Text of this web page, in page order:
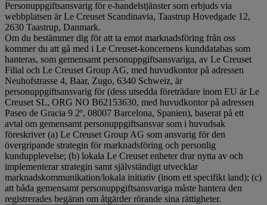
Personuppgiftsansvarig för e-handelstjänster som erbjuds via
webbplatsen är Le Creuset Scandinavia, Taastrup Hovedgade 12,
2630 Taastrup, Danmark.
Om du bestämmer dig för att ta emot marknadsföring från oss
kommer du att gå med i Le Creuset-koncernens kunddatabas som
hanteras, som gemensamt personuppgiftsansvariga, av Le Creuset
Filial och Le Creuset Group AG, med huvudkontor på adressen
Neuhofstrasse 4, Baar, Zugo, 6340 Schweiz, är
personuppgiftsansvarig för (dess utsedda företrädare inom EU är Le
Creuset SL, ORG NO B62153630, med huvudkontor på adressen
Paseo de Gracia 9 2º, 08007 Barcelona, Spanien), baserat på ett
avtal om gemensamt personuppgiftsansvar som i huvudsak
föreskriver (a) Le Creuset Group AG som ansvarig för den
övergripande strategin för marknadsföring och personlig
kundupplevelse; (b) lokala Le Creuset enheter drar nytta av och
implementerar strategin samt självständigt utvecklar
marknadskommunikation/lokala initiativ (inom ett specifikt land); (c)
att båda gemensamt personuppgiftsansvariga måste hantera den
registrerades begäran om åtgärder rörande sina rättigheter.